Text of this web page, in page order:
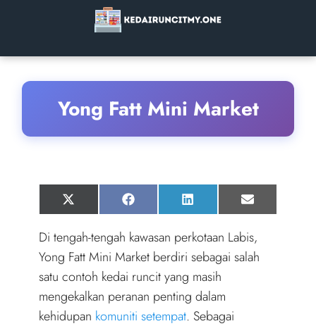
Yong Fatt Mini Market
Share
on
X
(
w
i
t
t
e
r
)
Share
on
F
a
e
b
o
o
k
Share
on
L
i
k
d
I
n
Share
on
E
m
i
l
Di tengah-tengah kawasan perkotaan Labis,
Yong Fatt Mini Market berdiri sebagai salah
satu contoh kedai runcit yang masih
mengekalkan peranan penting dalam
kehidupan komuniti setempat. Sebagai